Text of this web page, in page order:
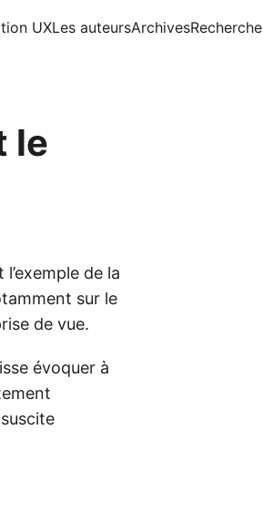
UXLes auteursArchivesRecherche
le
de la
sur le
de vue.
évoquer à